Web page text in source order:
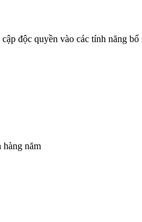
độc quyền vào các tính năng
hàng năm